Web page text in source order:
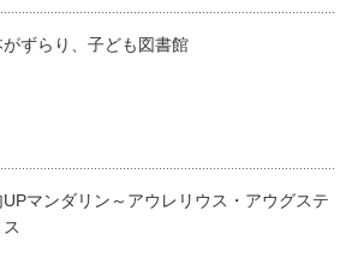
がずらり、子ども図書館
マンダリン～アウレリウス・アウグステ
ス